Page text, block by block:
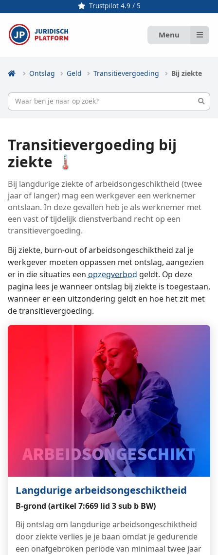
Trustpilot 4.9 / 5
Menu
Ontslag Geld Transitievergoeding Bij ziekte
Transitievergoeding bij
ziekte 🌡️
Bij langdurige ziekte of arbeidsongeschiktheid (twee
jaar of langer) mag een werkgever een werknemer
ontslaan. In deze gevallen heb je als werknemer met
een vast of tijdelijk dienstverband recht op een
transitievergoeding.
Bij ziekte, burn-out of arbeidsongeschiktheid zal je
werkgever moeten oppassen met ontslag, aangezien
er in die situaties een opzegverbod geldt. Op deze
pagina lees je wanneer ontslag bij ziekte is toegestaan,
wanneer er een uitzondering geldt en hoe het zit met
de transitievergoeding.
Langdurige arbeidsongeschiktheid
B-grond (artikel 7:669 lid 3 sub b BW)
Bij ontslag om langdurige arbeidsongeschiktheid
door ziekte verlies je je baan omdat je gedurende
een onafgebroken periode van minimaal twee jaar